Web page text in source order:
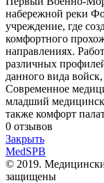
набережной реки
учреждение, где
комфортного
направлениях.
различных
данного вида
Современное
младший
также комфорт
0 отзывов
Закрыть
MedSPB
© 2019.
защищены